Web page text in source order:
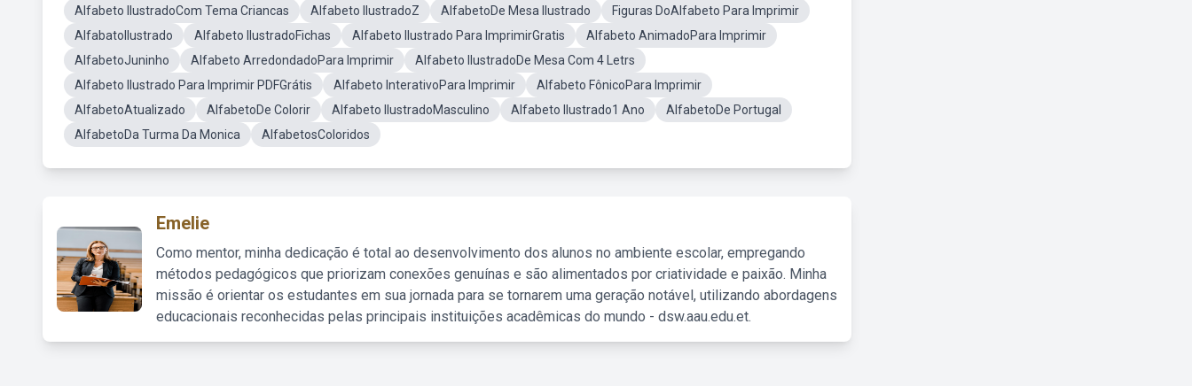
Alfabeto IlustradoCom Tema Criancas
Alfabeto IlustradoZ AlfabetoDe Mesa Ilustrado
Figuras DoAlfabeto Para Imprimir
AlfabatoIlustrado
Alfabeto IlustradoFichas Alfabeto Ilustrado Para ImprimirGratis
Alfabeto AnimadoPara Imprimir
AlfabetoJuninho
Alfabeto ArredondadoPara Imprimir
Alfabeto IlustradoDe Mesa Com 4 Letrs
Alfabeto Ilustrado Para Imprimir PDFGrátis
Alfabeto InterativoPara Imprimir
Alfabeto FônicoPara Imprimir
AlfabetoAtualizado
AlfabetoDe Colorir Alfabeto IlustradoMasculino Alfabeto Ilustrado1 Ano
AlfabetoDe Portugal
AlfabetoDa Turma Da Monica
AlfabetosColoridos
Emelie
Como mentor, minha dedicação é total ao desenvolvimento dos alunos no ambiente escolar, empregando
métodos pedagógicos que priorizam conexões genuínas e são alimentados por criatividade e paixão. Minha
missão é orientar os estudantes em sua jornada para se tornarem uma geração notável, utilizando abordagens
educacionais reconhecidas pelas principais instituições acadêmicas do mundo - dsw.aau.edu.et.